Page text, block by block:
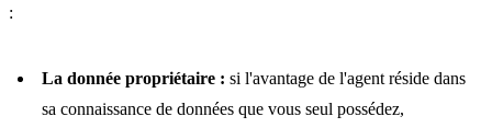
:
La donnée propriétaire : si l'avantage de l'agent réside dans
sa connaissance de données que vous seul possédez,